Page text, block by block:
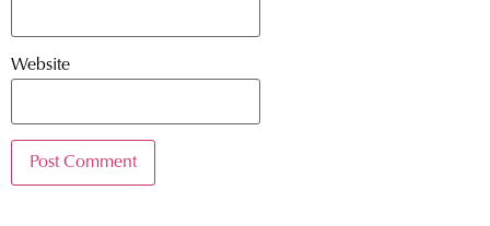
Website